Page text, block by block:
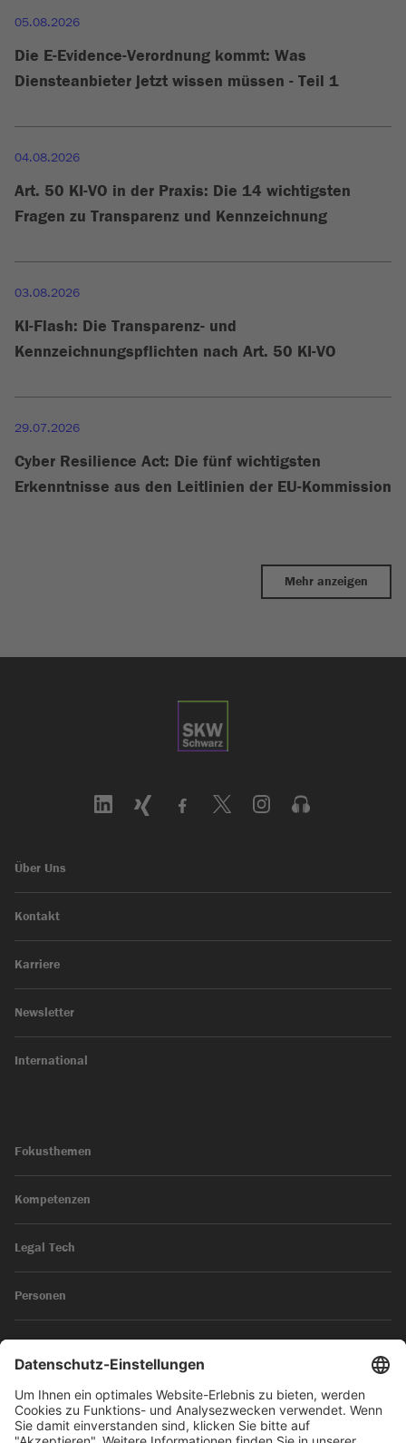
05.08.2026
Die E-Evidence-Verordnung kommt: Was
Diensteanbieter jetzt wissen müssen - Teil 1
04.08.2026
Art. 50 KI-VO in der Praxis: Die 14 wichtigsten
Fragen zu Transparenz und Kennzeichnung
03.08.2026
KI-Flash: Die Transparenz- und
Kennzeichnungspflichten nach Art. 50 KI-VO
29.07.2026
Cyber Resilience Act: Die fünf wichtigsten
Erkenntnisse aus den Leitlinien der EU-Kommission
Mehr anzeigen
Über Uns
Kontakt
Karriere
Newsletter
International
Fokusthemen
Kompetenzen
Legal Tech
Personen
News